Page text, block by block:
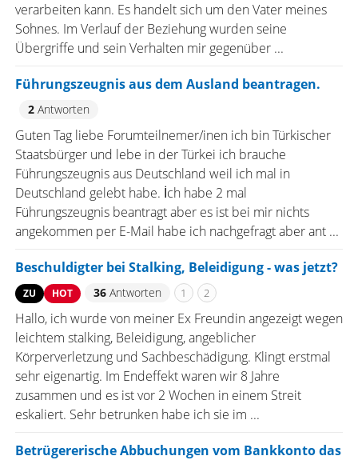
verarbeiten kann. Es handelt sich um den Vater meines
Sohnes. Im Verlauf der Beziehung wurden seine
Übergriffe und sein Verhalten mir gegenüber ...
Führungszeugnis aus dem Ausland beantragen.
2Antworten
Guten Tag liebe Forumteilnemer/inen ich bin Türkischer
Staatsbürger und lebe in der Türkei ich brauche
Führungszeugnis aus Deutschland weil ich mal in
Deutschland gelebt habe. İch habe 2 mal
Führungszeugnis beantragt aber es ist bei mir nichts
angekommen per E-Mail habe ich nachgefragt aber ant ...
Beschuldigter bei Stalking, Beleidigung - was jetzt?
ZU HOT 36Antworten 1 2
Hallo, ich wurde von meiner Ex Freundin angezeigt wegen
leichtem stalking, Beleidigung, angeblicher
Körperverletzung und Sachbeschädigung. Klingt erstmal
sehr eigenartig. Im Endeffekt waren wir 8 Jahre
zusammen und es ist vor 2 Wochen in einem Streit
eskaliert. Sehr betrunken habe ich sie im ...
Betrügererische Abbuchungen vom Bankkonto das